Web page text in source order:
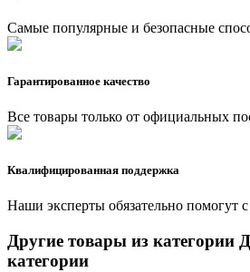
Самые популярные и безопасные
Гарантированное качество
Все товары только от официальных
Квалифицированная поддержка
Наши эксперты обязательно помогут
Другие товары из категории
категории